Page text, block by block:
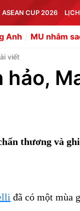
ASEAN CUP 2026
Fulham phòng
viết
hảo,
thương và
đã có một mùa